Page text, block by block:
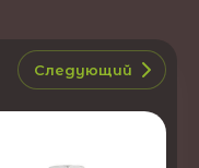
Следующий